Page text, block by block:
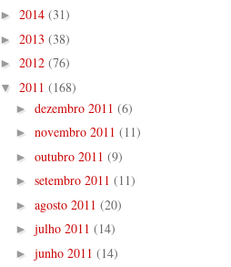
► 2014 (31)
► 2013 (38)
► 2012 (76)
▼ 2011 (168)
► dezembro 2011 (6)
► novembro 2011 (11)
► outubro 2011 (9)
► setembro 2011 (11)
► agosto 2011 (20)
► julho 2011 (14)
► junho 2011 (14)